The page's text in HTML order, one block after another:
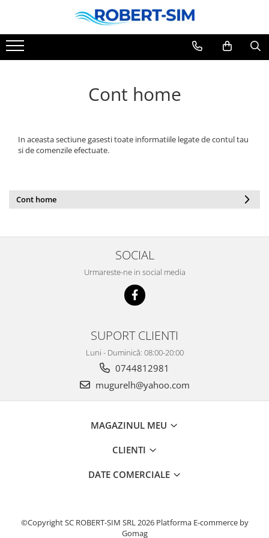
Cont home
In aceasta sectiune gasesti toate informatiile legate de contul tau
si de comenzile efectuate.
Cont home
SOCIAL
Urmareste-ne in social media
SUPORT CLIENTI
Luni - Duminică: 08:00-20:00
0744812981
mugurelh@yahoo.com
MAGAZINUL MEU
CLIENTI
DATE COMERCIALE
©Copyright SC ROBERT-SIM SRL 2026 Platforma E-commerce by
Gomag